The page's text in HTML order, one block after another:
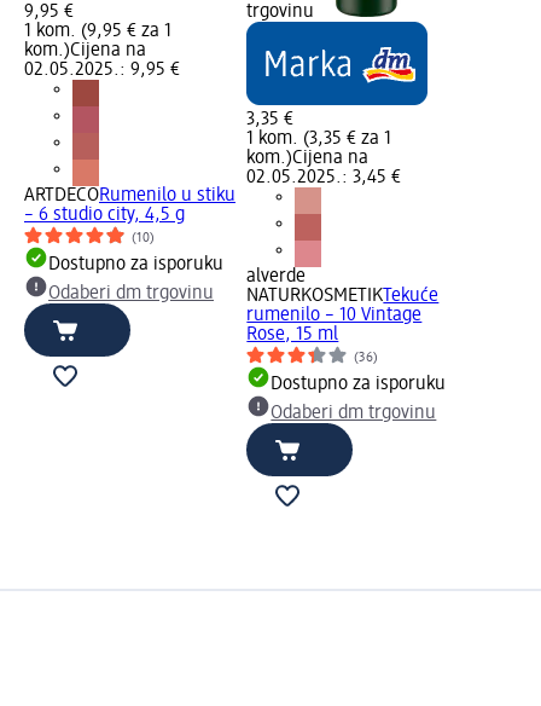
9,95 €
1 kom. (9,95 € za 1
kom.)Cijena na
02.05.2025.: 9,95 €
ARTDECORumenilo u stiku
– 6 studio city, 4,5 g
(10)
Dostupno za isporuku
Odaberi dm trgovinu
trgovinu
3,35 €
1 kom. (3,35 € za 1
kom.)Cijena na
02.05.2025.: 3,45 €
alverde
NATURKOSMETIKTekuće
rumenilo – 10 Vintage
Rose, 15 ml
(36)
Dostupno za isporuku
Odaberi dm trgovinu